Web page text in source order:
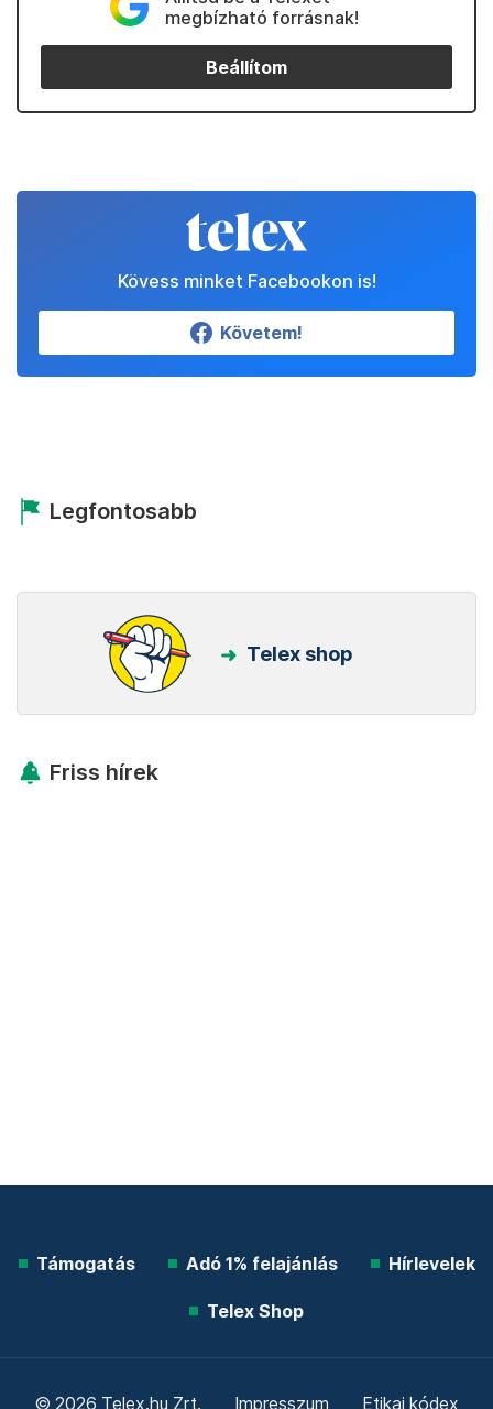
megbízható forrásnak!
Beállítom
Kövess minket Facebookon is!
Követem!
Legfontosabb
Telex shop
Friss hírek
Támogatás Adó 1% felajánlás Hírlevelek
Telex Shop
© 2026 Telex.hu Zrt. Impresszum Etikai kódex